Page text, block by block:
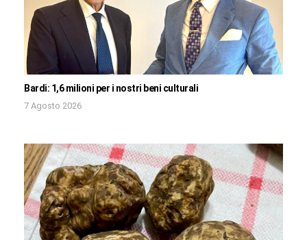
Bardi: 1,6 milioni per i nostri beni culturali
7 Agosto 2026